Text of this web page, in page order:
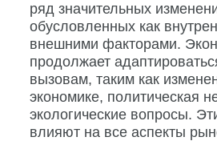
ряд значительных
обусловленных как
внешними факторами.
продолжает
вызовам, таким как
экономике, политическая
экологические вопросы.
влияют на все аспекты